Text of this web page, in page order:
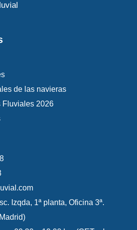
de las navieras
Fluviales 2026
Izqda, 1ª planta, Oficina 3ª.